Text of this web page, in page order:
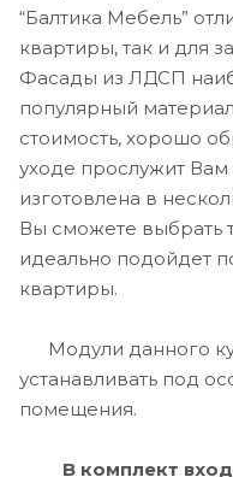
“Балтика Мебель”
квартиры, так и для
Фасады из ЛДСП
популярный
стоимость, хорошо
уходе прослужит Вам
изготовлена в
Вы сможете выбрать
идеально подойдет
квартиры.
Модули данного
устанавливать под
помещения.
В комплект